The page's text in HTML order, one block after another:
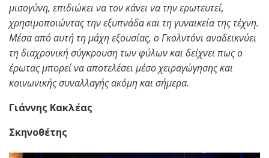
μισογύνη, επιδιώκει να τον κάνει να την ερωτευτεί,
χρησιμοποιώντας την εξυπνάδα και τη γυναικεία της τέχνη.
Μέσα από αυτή τη μάχη εξουσίας, ο Γκολντόνι αναδεικνύει
τη διαχρονική σύγκρουση των φύλων και δείχνει πως ο
έρωτας μπορεί να αποτελέσει μέσο χειραγώγησης και
κοινωνικής συναλλαγής ακόμη και σήμερα.
Γιάννης Κακλέας
Σκηνοθέτης